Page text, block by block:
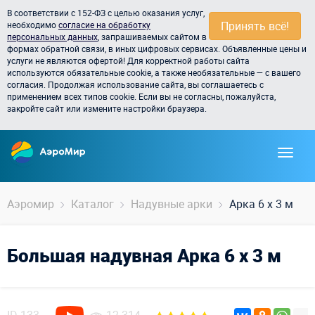
Принять всё!
В соответствии с 152-ФЗ с целью оказания услуг,
необходимосогласие на обработку
персональных данных , запрашиваемых сайтом в
формах обратной связи, в иных цифровых сервисах. Объявленные цены и
услуги не являются офертой! Для корректной работы сайта
используются обязательные cookie, а также необязательные — с вашего
согласия. Продолжая использование сайта, вы соглашаетесь с
применением всех типов cookie. Если вы не согласны, пожалуйста,
закройте сайт или измените настройки браузера.
Аэромир Каталог Надувные арки Арка 6 х 3 м
Большая надувная Арка 6 х 3 м